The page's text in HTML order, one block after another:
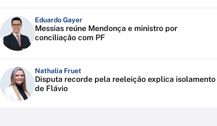
Eduardo Gayer
Messias reúne Mendonça e ministro por
conciliação com PF
Nathalia Fruet
Disputa recorde pela reeleição explica isolamento
de Flávio